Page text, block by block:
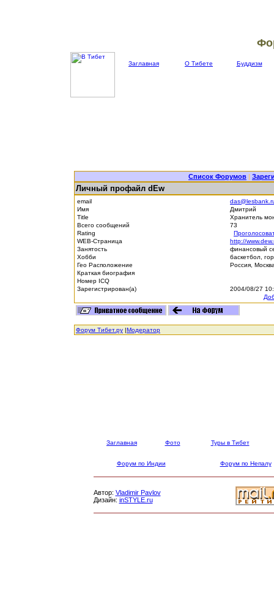
Заглавная О Тибете Буддизм
Список Форумов |
Личный профайл dEw
email
Имя
Дмитрий
Title
Хранитель
Всего сообщений
73
Rating
WEB-Страница
http://
Занятость
финансовый
Хобби
баскетбол,
Гео Расположение
Россия,
Краткая биография
Номер ICQ
Зарегистрирован(а)
2004/08/27
Форум Тибет.ру |Модератор
Заглавная Фото Туры в Тибет
Форум по Индии Форум по Непалу
Автор: Vladimir Pavlov
Дизайн: inSTYLE.ru